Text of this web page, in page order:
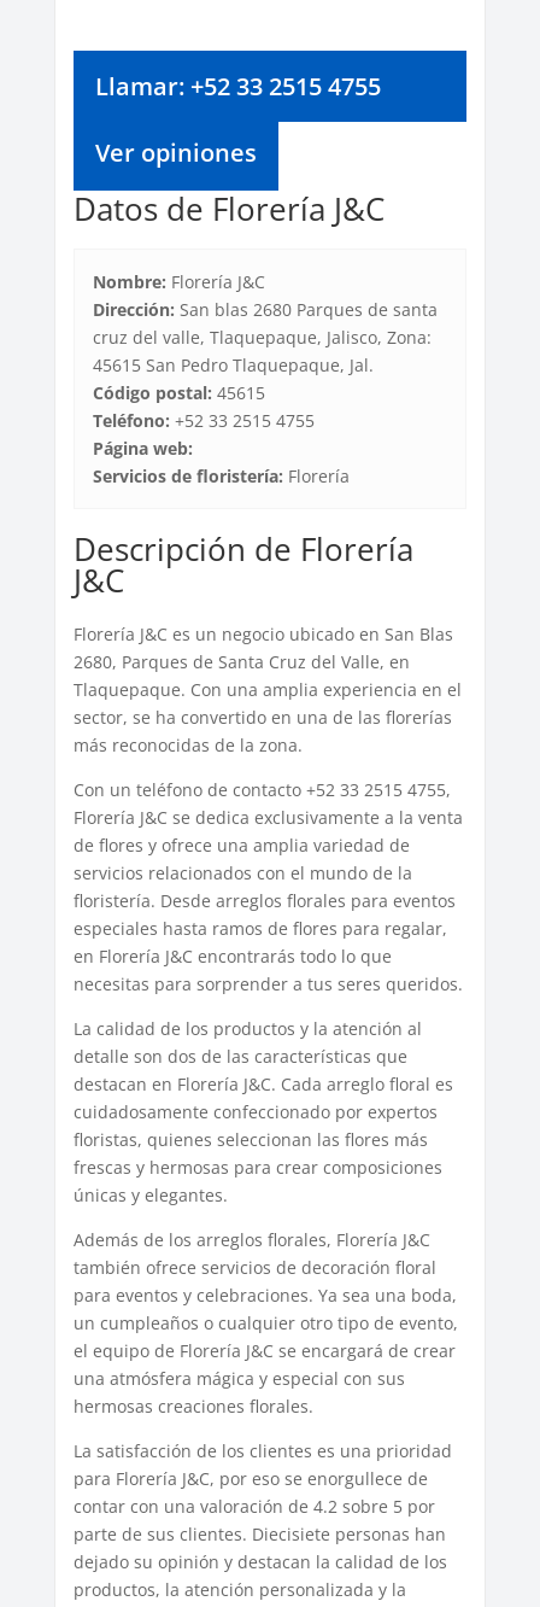
Llamar: +52 33 2515 4755
Ver opiniones
Datos de Florería J&C
Nombre: Florería J&C
Dirección: San blas 2680 Parques de santa
cruz del valle, Tlaquepaque, Jalisco, Zona:
45615 San Pedro Tlaquepaque, Jal.
Código postal: 45615
Teléfono: +52 33 2515 4755
Página web:
Servicios de floristería: Florería
Descripción de Florería
J&C
Florería J&C es un negocio ubicado en San Blas
2680, Parques de Santa Cruz del Valle, en
Tlaquepaque. Con una amplia experiencia en el
sector, se ha convertido en una de las florerías
más reconocidas de la zona.
Con un teléfono de contacto +52 33 2515 4755,
Florería J&C se dedica exclusivamente a la venta
de flores y ofrece una amplia variedad de
servicios relacionados con el mundo de la
floristería. Desde arreglos florales para eventos
especiales hasta ramos de flores para regalar,
en Florería J&C encontrarás todo lo que
necesitas para sorprender a tus seres queridos.
La calidad de los productos y la atención al
detalle son dos de las características que
destacan en Florería J&C. Cada arreglo floral es
cuidadosamente confeccionado por expertos
floristas, quienes seleccionan las flores más
frescas y hermosas para crear composiciones
únicas y elegantes.
Además de los arreglos florales, Florería J&C
también ofrece servicios de decoración floral
para eventos y celebraciones. Ya sea una boda,
un cumpleaños o cualquier otro tipo de evento,
el equipo de Florería J&C se encargará de crear
una atmósfera mágica y especial con sus
hermosas creaciones florales.
La satisfacción de los clientes es una prioridad
para Florería J&C, por eso se enorgullece de
contar con una valoración de 4.2 sobre 5 por
parte de sus clientes. Diecisiete personas han
dejado su opinión y destacan la calidad de los
productos, la atención personalizada y la